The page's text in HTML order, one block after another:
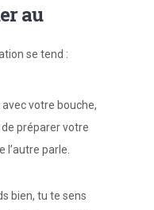
au
se tend :
votre bouche,
préparer votre
parle.
bien, tu te sens